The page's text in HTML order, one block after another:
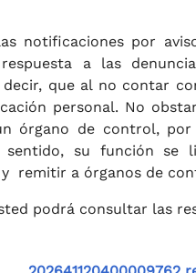
notificaciones por
a las
que al no contar
personal. No
órgano de control,
sentido, su función se
remitir a órganos de
podrá consultar las